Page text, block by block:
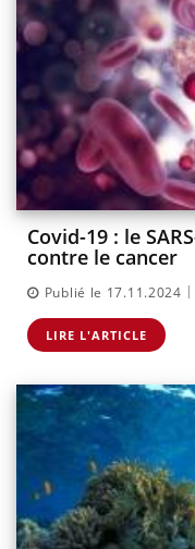
Covid-19 : le
contre le cancer
Publié le 17.11.2024 |
LIRE L'ARTICLE